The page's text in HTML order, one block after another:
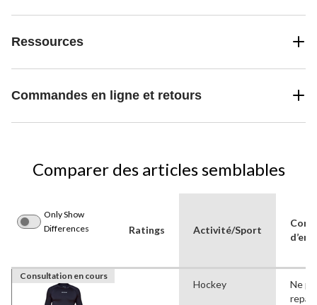
Ressources
Commandes en ligne et retours
Comparer des articles semblables
Only Show
Differences
Ratings Activité/Sport
Consultation en cours
Hockey
Ne